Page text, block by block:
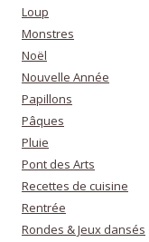
Loup
Monstres
Noël
Nouvelle Année
Papillons
Pâques
Pluie
Pont des Arts
Recettes de cuisine
Rentrée
Rondes & Jeux dansés